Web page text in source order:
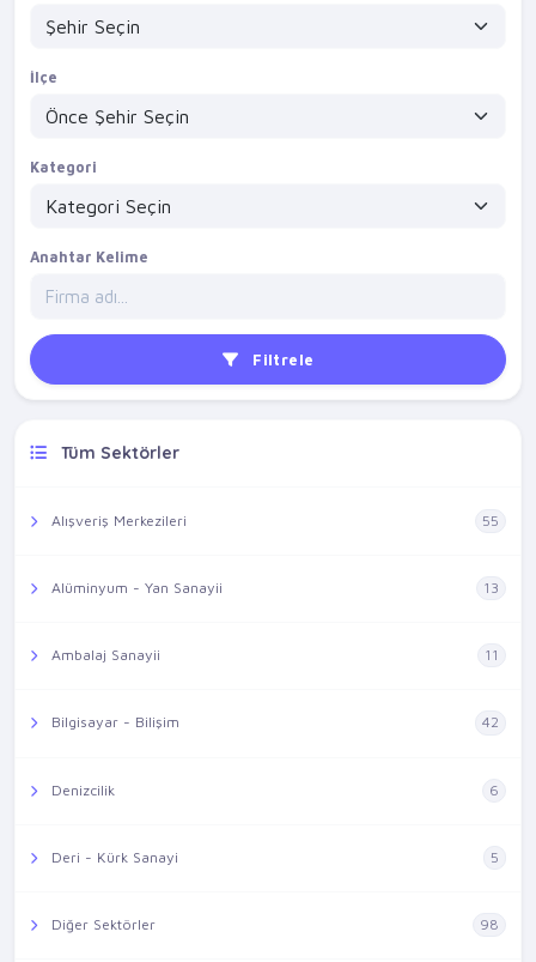
İlçe
Kategori
Anahtar Kelime
Filtrele
Tüm Sektörler
Alışveriş Merkezileri 55
Alüminyum - Yan Sanayii 13
Ambalaj Sanayii 11
Bilgisayar - Bilişim 42
Denizcilik 6
Deri - Kürk Sanayi 5
Diğer Sektörler 98